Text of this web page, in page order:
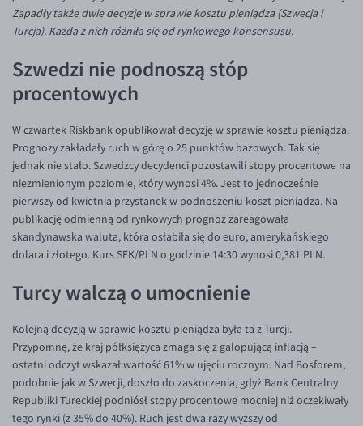
Inne pary walutowe
AUD/PLN
BGN/PLN
CAD/PLN
HKD/PLN
HUF/PLN
ILS/PLN
JPY/PLN
NZD/PLN
SGD/PLN
TRY/PLN
ZAR/PLN
EUR/USD
EUR/GBP
Aplikacja mobilna
Bezpieczeństwo
Pomoc
Pomoc
Konto i opłaty
Wymiana walut
Banki i przelewy
Przelewy zagraniczne
Słowniczek
Poradnik
KONTAKT
Kontakt
Dla mediów
PL
Zapadły także dwie decyzje w sprawie kosztu pieniądza (Szwecja i
Turcja). Każda z nich różniła się od rynkowego konsensusu.
Szwedzi nie podnoszą stóp
procentowych
W czwartek Riskbank opublikował decyzję w sprawie kosztu pieniądza.
Prognozy zakładały ruch w górę o 25 punktów bazowych. Tak się
jednak nie stało. Szwedzcy decydenci pozostawili stopy procentowe na
niezmienionym poziomie, który wynosi 4%. Jest to jednocześnie
pierwszy od kwietnia przystanek w podnoszeniu koszt pieniądza. Na
publikację odmienną od rynkowych prognoz zareagowała
skandynawska waluta, która osłabiła się do euro, amerykańskiego
dolara i złotego. Kurs SEK/PLN o godzinie 14:30 wynosi 0,381 PLN.
Turcy walczą o umocnienie
Kolejną decyzją w sprawie kosztu pieniądza była ta z Turcji.
Przypomnę, że kraj półksiężyca zmaga się z galopującą inflacją –
ostatni odczyt wskazał wartość 61% w ujęciu rocznym. Nad Bosforem,
podobnie jak w Szwecji, doszło do zaskoczenia, gdyż Bank Centralny
Republiki Tureckiej podniósł stopy procentowe mocniej niż oczekiwały
tego rynki (z 35% do 40%). Ruch jest dwa razy wyższy od